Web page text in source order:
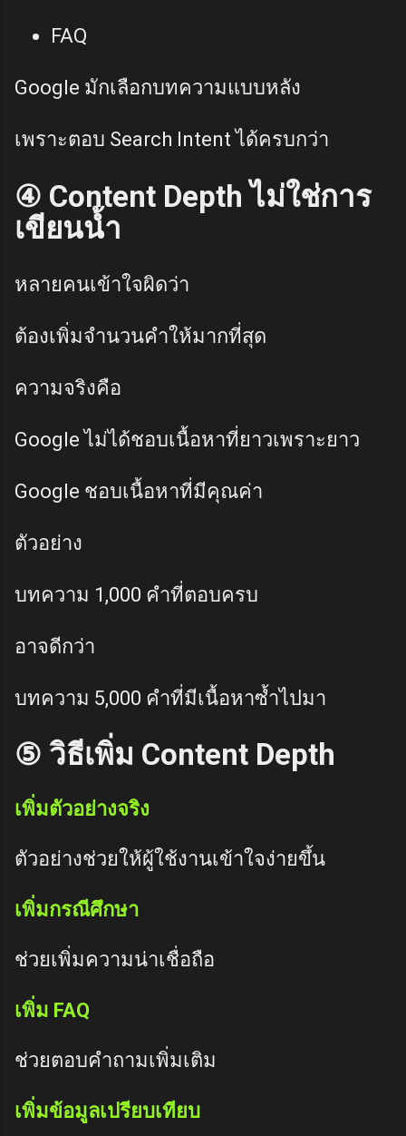
FAQ
Google มักเลือกบทความแบบหลัง
เพราะตอบ Search Intent ได้ครบกว่า
④ Content Depth ไม่ใช่การ
เขียนน้ำ
หลายคนเข้าใจผิดว่า
ต้องเพิ่มจำนวนคำให้มากที่สุด
ความจริงคือ
Google ไม่ได้ชอบเนื้อหาที่ยาวเพราะยาว
Google ชอบเนื้อหาที่มีคุณค่า
ตัวอย่าง
บทความ 1,000 คำที่ตอบครบ
อาจดีกว่า
บทความ 5,000 คำที่มีเนื้อหาซ้ำไปมา
⑤ วิธีเพิ่ม Content Depth
เพิ่มตัวอย่างจริง
ตัวอย่างช่วยให้ผู้ใช้งานเข้าใจง่ายขึ้น
เพิ่มกรณีศึกษา
ช่วยเพิ่มความน่าเชื่อถือ
เพิ่ม FAQ
ช่วยตอบคำถามเพิ่มเติม
เพิ่มข้อมูลเปรียบเทียบ